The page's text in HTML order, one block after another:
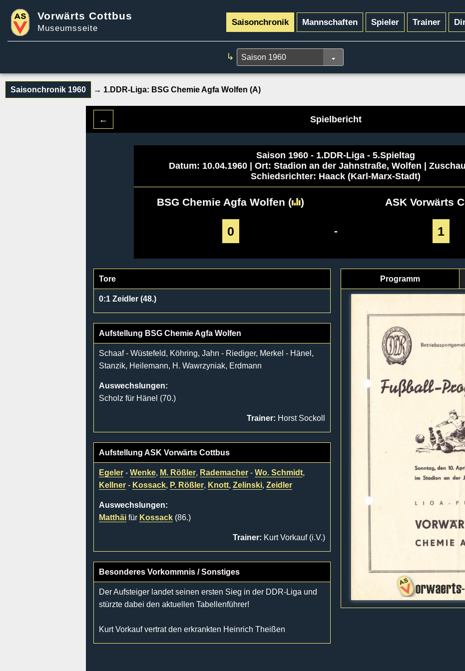
Vorwärts Cottbus
Museumsseite
Saisonchronik Mannschaften Spieler Trainer
↳
Saisonchronik 1960 → 1.DDR-Liga: BSG Chemie Agfa Wolfen (A)
← Spielbericht
Saison 1960 - 1.DDR-Liga - 5.Spieltag
Datum: 10.04.1960 | Ort: Stadion an der Jahnstraße, Wolfen |
Schiedsrichter: Haack (Karl-Marx-Stadt)
BSG Chemie Agfa Wolfen ( ) ASK Vorwärts
0 - 1
Programm
Tore
0:1 Zeidler (48.)
Aufstellung BSG Chemie Agfa Wolfen
Schaaf - Wüstefeld, Köhring, Jahn - Riediger, Merkel - Hänel,
Stanzik, Heilemann, H. Wawrzyniak, Erdmann
Auswechslungen:
Scholz für Hänel (70.)
Trainer: Horst Sockoll
Aufstellung ASK Vorwärts Cottbus
Egeler - Wenke, M. Rößler, Rademacher - Wo. Schmidt,
Kellner - Kossack, P. Rößler, Knott, Zelinski, Zeidler
Auswechslungen:
Matthäi für Kossack (86.)
Trainer: Kurt Vorkauf (i.V.)
Besonderes Vorkommnis / Sonstiges
Der Aufsteiger landet seinen ersten Sieg in der DDR-Liga und
stürzte dabei den aktuellen Tabellenführer!
Kurt Vorkauf vertrat den erkrankten Heinrich Theißen